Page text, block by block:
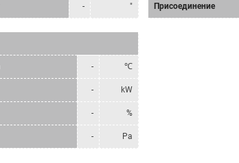
- " Присоединение
- ℃
- kW
- %
- Pa